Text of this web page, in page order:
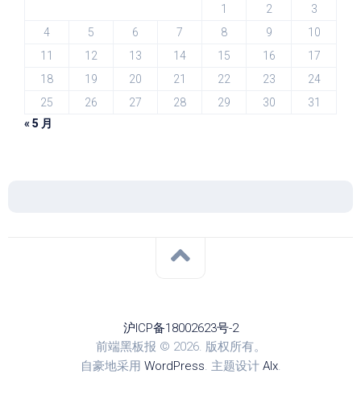
1
2
3
4
5 6 7 8 9
10
11
12 13 14 15 16
17
18
19 20 21 22 23
24
25
26 27 28 29 30
31
« 5 月
沪ICP备18002623号-2
前端黑板报 © 2026. 版权所有。
自豪地采用 WordPress . 主题设计 Alx.